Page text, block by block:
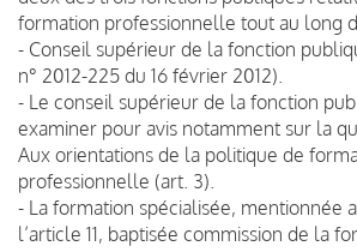
formation professionnelle tout au long
- Conseil supérieur de la fonction
n° 2012-225 du 16 février 2012).
- Le conseil supérieur de la fonction
examiner pour avis notamment sur la
Aux orientations de la politique de
professionnelle (art. 3).
- La formation spécialisée, mentionnée
l’article 11, baptisée commission de la